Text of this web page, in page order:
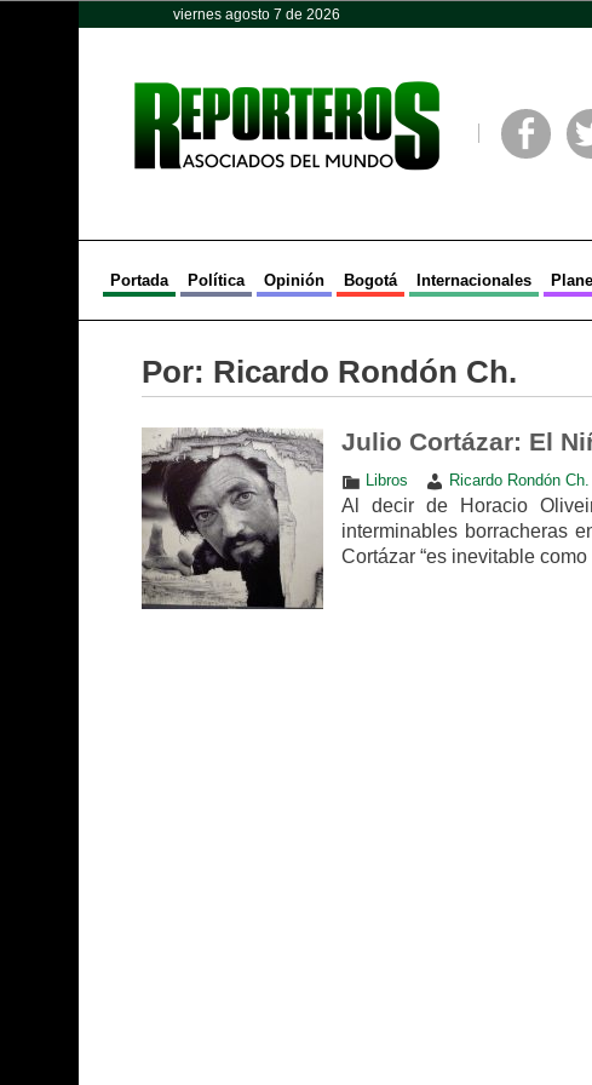
viernes agosto 7 de 2026
Portada Política Opinión Bogotá Internacionales
Por: Ricardo Rondón Ch.
Julio Cortázar: El
Libros Ricardo Rondón Ch.
Al decir de Horacio
interminables borracheras
Cortázar “es inevitable
Opinión Política